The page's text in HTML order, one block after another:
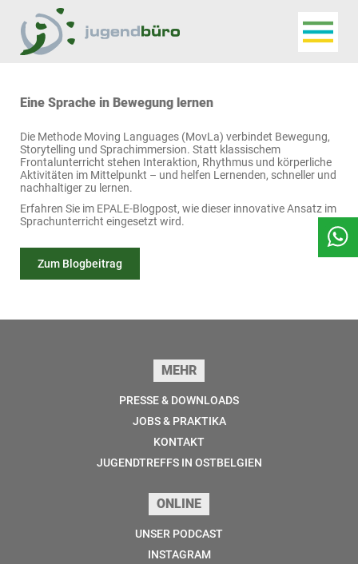
Eine Sprache in Bewegung lernen
Die Methode Moving Languages (MovLa) verbindet Bewegung,
Storytelling und Sprachimmersion. Statt klassischem
Frontalunterricht stehen Interaktion, Rhythmus und körperliche
Aktivitäten im Mittelpunkt – und helfen Lernenden, schneller und
nachhaltiger zu lernen.
Erfahren Sie im EPALE-Blogpost, wie dieser innovative Ansatz im
Sprachunterricht eingesetzt wird.
Zum Blogbeitrag
MEHR
PRESSE & DOWNLOADS
JOBS & PRAKTIKA
KONTAKT
JUGENDTREFFS IN OSTBELGIEN
ONLINE
UNSER PODCAST
INSTAGRAM